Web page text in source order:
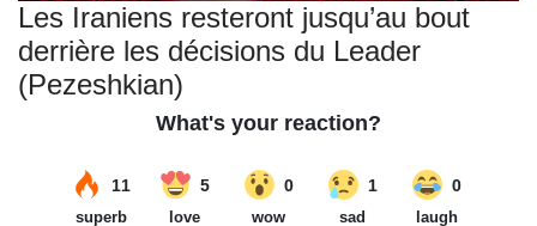
Les Iraniens resteront jusqu’au bout
derrière les décisions du Leader
(Pezeshkian)